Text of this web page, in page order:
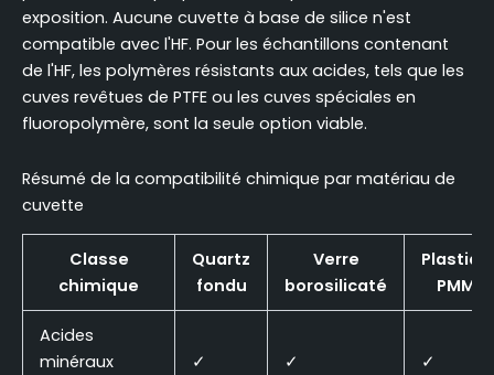
exposition. Aucune cuvette à base de silice n'est
compatible avec l'HF. Pour les échantillons contenant
de l'HF, les polymères résistants aux acides, tels que les
cuves revêtues de PTFE ou les cuves spéciales en
fluoropolymère, sont la seule option viable.
Résumé de la compatibilité chimique par matériau de
cuvette
Classe
chimique
Quartz
fondu
Verre
borosilicaté
PMMA
Acides
minéraux
✓ ✓ ✓